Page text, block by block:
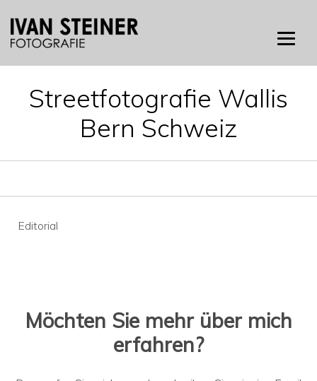
Streetfotografie Wallis
Bern Schweiz
Beitragsnavigation
Editorial
Möchten Sie mehr über mich
erfahren?